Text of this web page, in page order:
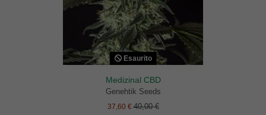
Esaurito
Medizinal CBD
Genehtik Seeds
37,60 €40,00 €